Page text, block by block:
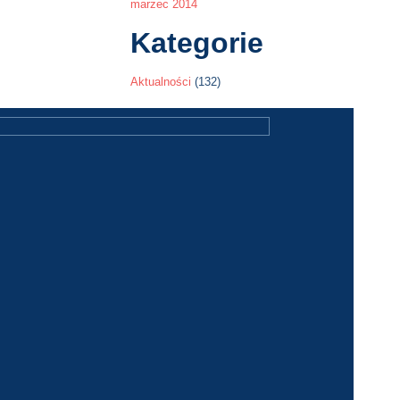
marzec 2014
Kategorie
Aktualności (132)